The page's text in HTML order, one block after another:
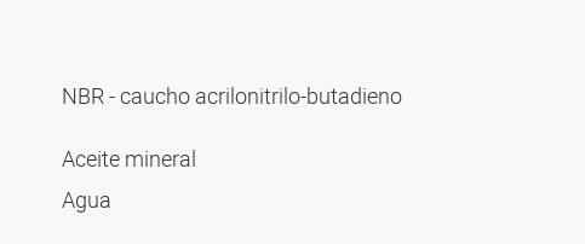
NBR - caucho acrilonitrilo-butadieno
Aceite mineral
Agua